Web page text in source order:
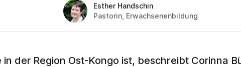
Esther Handschin
Pastorin, Erwachsenenbildung
der Region Ost-Kongo ist, beschreibt Corinna